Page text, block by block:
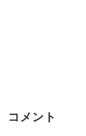
コメント